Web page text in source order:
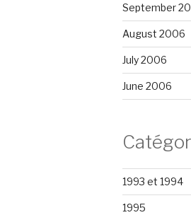
September
August 2006
July 2006
June 2006
1993 et 1994
1995